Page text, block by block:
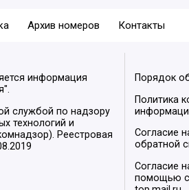
Архив номеров Контакты
информация
службой по надзору
технологий и
Реестровая
Порядок
Политика
Согласие
обратной
Согласие
помощью